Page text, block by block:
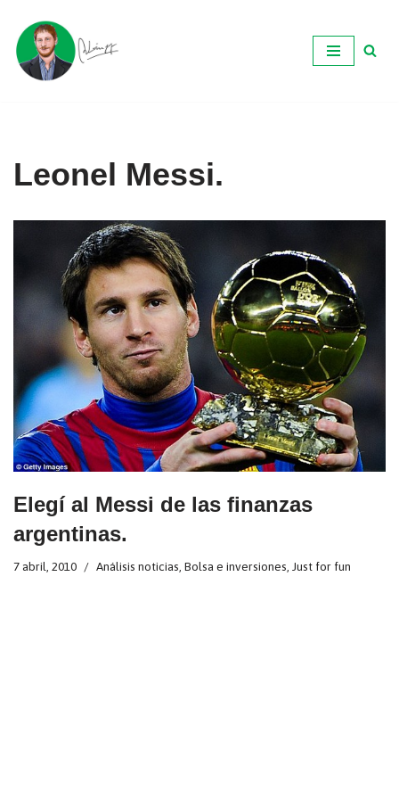
Ir
al
Leonel Messi.
Elegí al Messi de las finanzas
argentinas.
7 abril, 2010 Análisis noticias, Bolsa e inversiones, Just for fun